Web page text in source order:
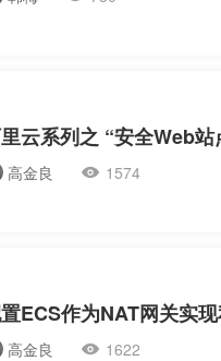
高金良 1574
高金良 1622